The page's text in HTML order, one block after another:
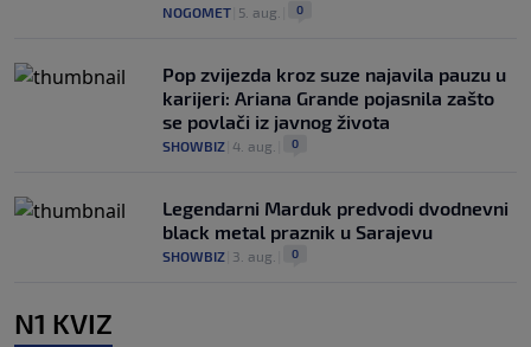
NOGOMET 5. aug. 0
Pop zvijezda kroz suze najavila pauzu u
karijeri: Ariana Grande pojasnila zašto
se povlači iz javnog života
SHOWBIZ 4. aug. 0
Legendarni Marduk predvodi dvodnevni
black metal praznik u Sarajevu
SHOWBIZ 3. aug. 0
N1 KVIZ